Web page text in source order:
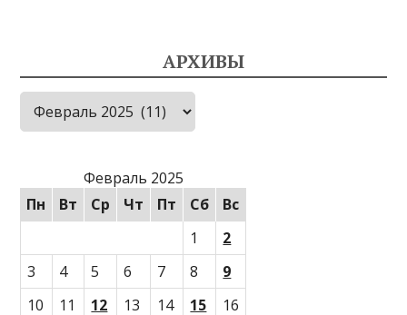
АРХИВЫ
Архивы
Февраль 2025
Пн
Вт Ср Чт Пт Сб
Вс
1
2
3
4 5 6 7 8
9
10
11 12 13 14 15 16